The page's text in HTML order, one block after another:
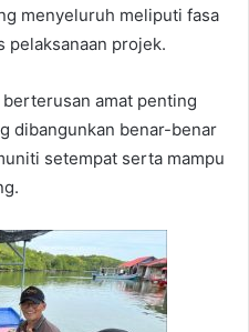
menyeluruh meliputi fasa
pelaksanaan projek.
amat penting
dibangunkan benar-benar
setempat serta mampu